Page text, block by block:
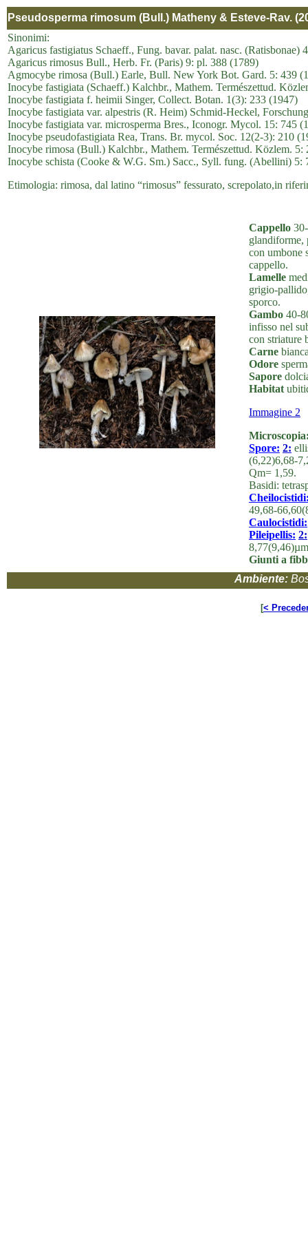
Pseudosperma rimosum (Bull.) Matheny & Esteve-Rav.
Sinonimi:
Agaricus fastigiatus Schaeff., Fung. bavar. palat. nasc. (Ratisbonae)
Agaricus rimosus Bull., Herb. Fr. (Paris) 9: pl. 388 (1789)
Agmocybe rimosa (Bull.) Earle, Bull. New York Bot. Gard. 5: 439
Inocybe fastigiata (Schaeff.) Kalchbr., Mathem. Természettud.
Inocybe fastigiata f. heimii Singer, Collect. Botan. 1(3): 233 (1947)
Inocybe fastigiata var. alpestris (R. Heim) Schmid-Heckel,
Inocybe fastigiata var. microsperma Bres., Iconogr. Mycol. 15: 745
Inocybe pseudofastigiata Rea, Trans. Br. mycol. Soc. 12(2-3): 210
Inocybe rimosa (Bull.) Kalchbr., Mathem. Természettud. Közlem. 5:
Inocybe schista (Cooke & W.G. Sm.) Sacc., Syll. fung. (Abellini) 5:
Etimologia: rimosa, dal latino “rimosus” fessurato, screpolato,in
Cappello
glandiforme,
con umbone
cappello.
Lamelle
grigio-
sporco.
Gambo 40-
infisso nel
con striature
Carne
Odore
Sapore
Habitat
Immagine 2
Spore: 2:
(6,22)6,68-
Qm= 1,59.
Basidi:
49,68-
Caulocistidi:
Pileipellis: 2:
Giunti a
Ambiente:
[<